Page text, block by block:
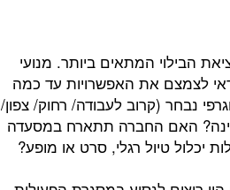
הבילוי המתאים ביותר. מנועי
לצמצם את האפשרויות עד כמה
נבחר (קרוב לעבודה/ רחוק/ צפון/
לינה? האם החברה תתארח במסעדה
יכלול טיול רגלי, סרט או מופע?